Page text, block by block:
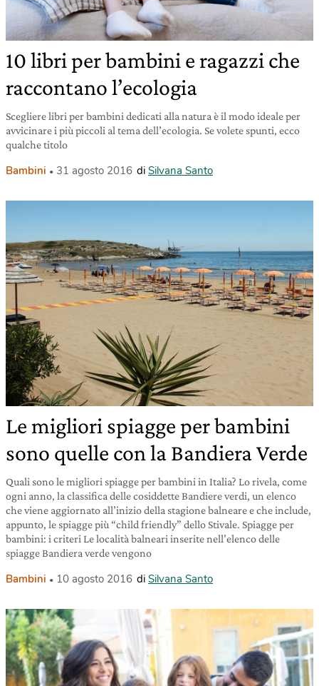
10 libri per bambini e ragazzi che
raccontano l’ecologia
Scegliere libri per bambini dedicati alla natura è il modo ideale per
avvicinare i più piccoli al tema dell’ecologia. Se volete spunti, ecco
qualche titolo
Bambini 31 agosto 2016 di Silvana Santo
Le migliori spiagge per bambini
sono quelle con la Bandiera Verde
Quali sono le migliori spiagge per bambini in Italia? Lo rivela, come
ogni anno, la classifica delle cosiddette Bandiere verdi, un elenco
che viene aggiornato all’inizio della stagione balneare e che include,
appunto, le spiagge più “child friendly” dello Stivale. Spiagge per
bambini: i criteri Le località balneari inserite nell’elenco delle
spiagge Bandiera verde vengono
Bambini 10 agosto 2016 di Silvana Santo